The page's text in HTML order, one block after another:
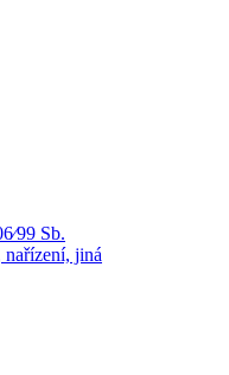
Sb.
nařízení, jiná